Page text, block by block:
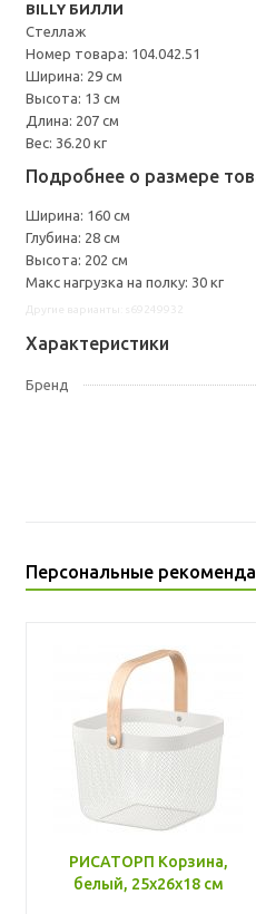
BILLY БИЛЛИ
Стеллаж
Номер товара: 104.042.51
Ширина: 29 см
Высота: 13 см
Длина: 207 см
Вес: 36.20 кг
Подробнее о размере
Ширина: 160 см
Глубина: 28 см
Высота: 202 см
Макс нагрузка на полку: 30 кг
Характеристики
Бренд
Персональные
РИСАТОРП Корзина,
белый, 25x26x18 см